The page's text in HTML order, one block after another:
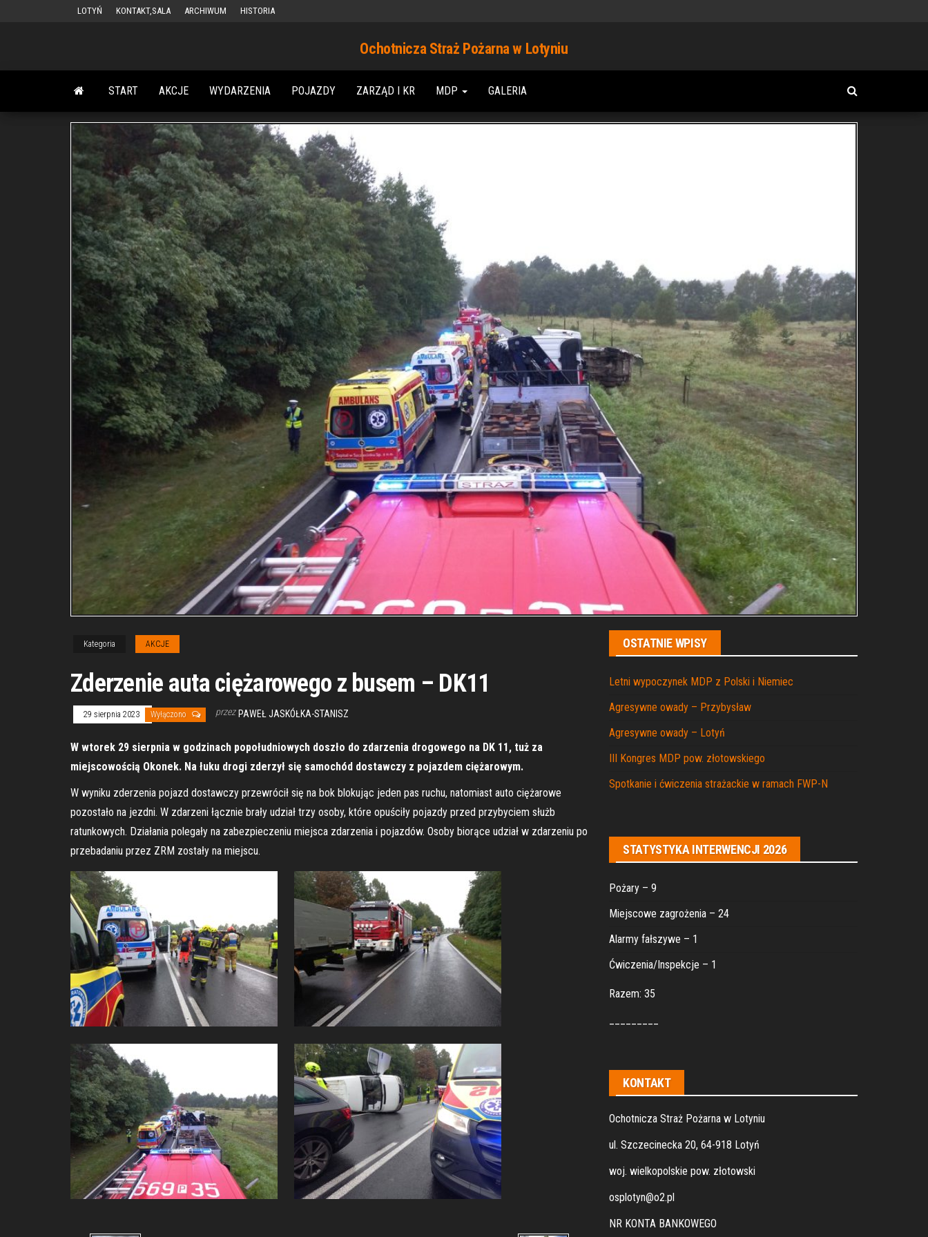
LOTYŃ KONTAKT,SALA ARCHIWUM HISTORIA
Ochotnicza Straż Pożarna w Lotyniu
START AKCJE WYDARZENIA POJAZDY ZARZĄD I KR MDP GALERIA
Kategoria AKCJE
Zderzenie auta ciężarowego z busem – DK11
29 sierpnia 2023 Wyłączono przez PAWEŁ JASKÓŁKA-STANISZ
W wtorek 29 sierpnia w godzinach popołudniowych doszło do zdarzenia drogowego na DK 11, tuż za
miejscowością Okonek. Na łuku drogi zderzył się samochód dostawczy z pojazdem ciężarowym.
W wyniku zderzenia pojazd dostawczy przewrócił się na bok blokując jeden pas ruchu, natomiast auto ciężarowe
pozostało na jezdni. W zdarzeni łącznie brały udział trzy osoby, które opuściły pojazdy przed przybyciem służb
ratunkowych. Działania polegały na zabezpieczeniu miejsca zdarzenia i pojazdów. Osoby biorące udział w zdarzeniu po
przebadaniu przez ZRM zostały na miejscu.
OSTATNIE WPISY
Letni wypoczynek MDP z Polski i Niemiec
Agresywne owady – Przybysław
Agresywne owady – Lotyń
III Kongres MDP pow. złotowskiego
Spotkanie i ćwiczenia strażackie w ramach FWP-N
STATYSTYKA INTERWENCJI 2026
Pożary – 9
Miejscowe zagrożenia – 24
Alarmy fałszywe – 1
Ćwiczenia/Inspekcje – 1
Razem: 35
KONTAKT
Ochotnicza Straż Pożarna w Lotyniu
ul. Szczecinecka 20, 64-918 Lotyń
woj. wielkopolskie pow. złotowski
osplotyn@o2.pl
NR KONTA BANKOWEGO